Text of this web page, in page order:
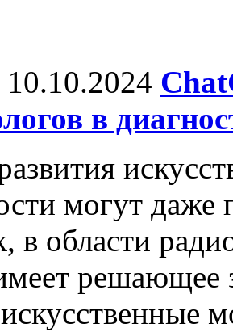
10.10.2024
в
могут даже
в области
решающее